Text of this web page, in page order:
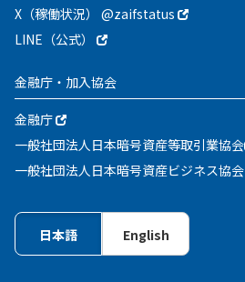
X（稼働状況） @zaifstatus
LINE（公式）
金融庁・加入協会
金融庁
一般社団法人日本暗号資産等取引業協会
一般社団法人日本暗号資産ビジネス協会
日本語 English